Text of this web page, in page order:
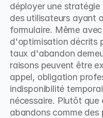
déployer une
des utilisateurs ayant
formulaire. Même
d'optimisation décrits
taux d'abandon
raisons peuvent être
appel, obligation
indisponibilité
nécessaire. Plutôt que
abandons comme des